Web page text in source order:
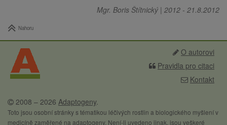
Mgr. Boris Štítnický | 2012 - 21.8.2012
Nahoru
O autorovi
Pravidla pro citaci
Kontakt
2008 – 2026 Adaptogeny.
Toto jsou osobní stránky s tématikou léčivých rostlin a biologického myšlení v
medicíně zaměřené na adaptogeny. Není-li uvedeno jinak, jsou veškeré